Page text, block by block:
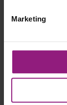
Marketing